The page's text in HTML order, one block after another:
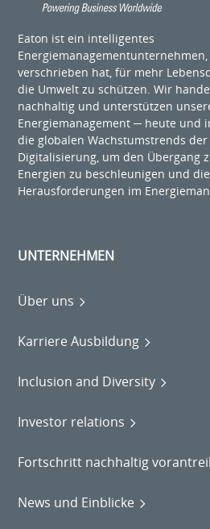
Eaton ist ein intelligentes
verschrieben hat, für mehr
die Umwelt zu schützen. Wir
nachhaltig und unterstützen
Energiemanagement ─ heute und
die globalen Wachstumstrends
Digitalisierung, um den Übergang
Energien zu beschleunigen und
Herausforderungen im
UNTERNEHMEN
Über uns
Karriere Ausbildung
Inclusion and Diversity
Investor relations
Fortschritt nachhaltig
News und Einblicke